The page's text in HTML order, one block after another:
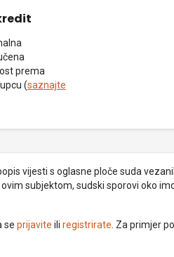
prema
(saznajte
vijesti s oglasne ploče suda
subjektom, sudski sporovi oko
se prijavite ili registrirate . Za primjer